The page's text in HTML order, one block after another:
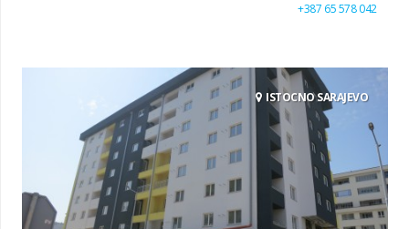
+387 65 578 042
ISTOCNO SARAJEVO